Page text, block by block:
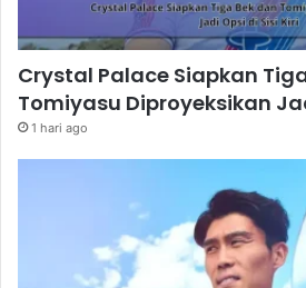
Crystal Palace Siapkan
Tomiyasu Diproyeksikan
1 hari ago